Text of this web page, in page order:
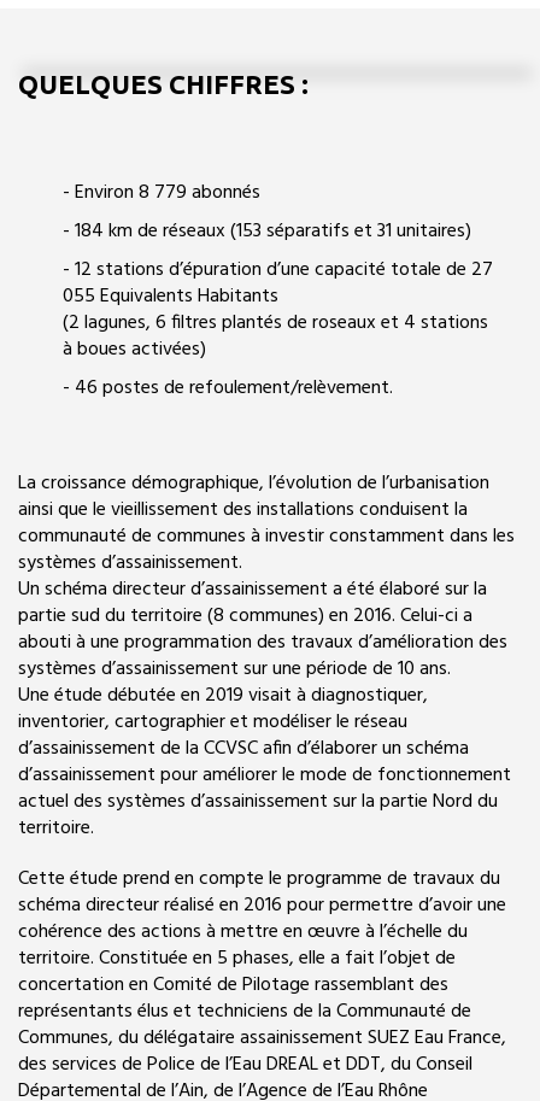
QUELQUES CHIFFRES :
- Environ 8 779 abonnés
- 184 km de réseaux (153 séparatifs et 31 unitaires)
- 12 stations d’épuration d’une capacité totale de 27
055 Equivalents Habitants
(2 lagunes, 6 filtres plantés de roseaux et 4 stations
à boues activées)
- 46 postes de refoulement/relèvement.
La croissance démographique, l’évolution de l’urbanisation
ainsi que le vieillissement des installations conduisent la
communauté de communes à investir constamment dans les
systèmes d’assainissement.
Un schéma directeur d’assainissement a été élaboré sur la
partie sud du territoire (8 communes) en 2016. Celui-ci a
abouti à une programmation des travaux d’amélioration des
systèmes d’assainissement sur une période de 10 ans.
Une étude débutée en 2019 visait à diagnostiquer,
inventorier, cartographier et modéliser le réseau
d’assainissement de la CCVSC afin d’élaborer un schéma
d’assainissement pour améliorer le mode de fonctionnement
actuel des systèmes d’assainissement sur la partie Nord du
territoire.
Cette étude prend en compte le programme de travaux du
schéma directeur réalisé en 2016 pour permettre d’avoir une
cohérence des actions à mettre en œuvre à l’échelle du
territoire. Constituée en 5 phases, elle a fait l’objet de
concertation en Comité de Pilotage rassemblant des
représentants élus et techniciens de la Communauté de
Communes, du délégataire assainissement SUEZ Eau France,
des services de Police de l’Eau DREAL et DDT, du Conseil
Départemental de l’Ain, de l’Agence de l’Eau Rhône